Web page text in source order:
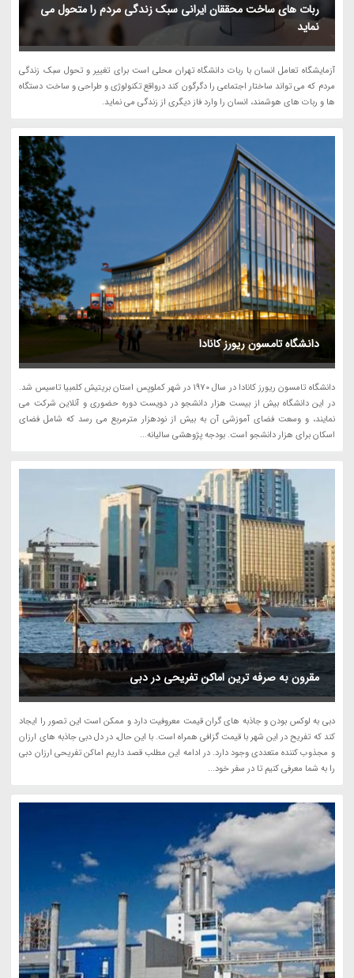
ربات های ساخت محققان ایرانی سبک زندگی مردم را متحول می
نماید
آزمایشگاه تعامل انسان با ربات دانشگاه تهران محلی است برای تغییر و تحول سبک زندگی
مردم که می تواند ساختار اجتماعی را دگرگون کند درواقع تکنولوژی و طراحی و ساخت دستگاه
ها و ربات های هوشمند، انسان را وارد فاز دیگری از زندگی می نماید.
دانشگاه تامسون ریورز کانادا
دانشگاه تامسون ریورز کانادا در سال 1970 در شهر کملوپس استان بریتیش کلمبیا تاسیس شد.
در این دانشگاه بیش از بیست هزار دانشجو در دویست دوره حضوری و آنلاین شرکت می
نمایند، و وسعت فضای آموزشی آن به بیش از نودهزار مترمربع می رسد که شامل فضای
اسکان برای هزار دانشجو است. بودجه پژوهشی سالیانه...
مقرون به صرفه ترین اماکن تفریحی در دبی
دبی به لوکس بودن و جاذبه های گران قیمت معروفیت دارد و ممکن است این تصور را ایجاد
کند که تفریح در این شهر با قیمت گزافی همراه است. با این حال، در دل دبی جاذبه های ارزان
و مجذوب کننده متعددی وجود دارد. در ادامه این مطلب قصد داریم اماکن تفریحی ارزان دبی
را به شما معرفی کنیم تا در سفر خود...